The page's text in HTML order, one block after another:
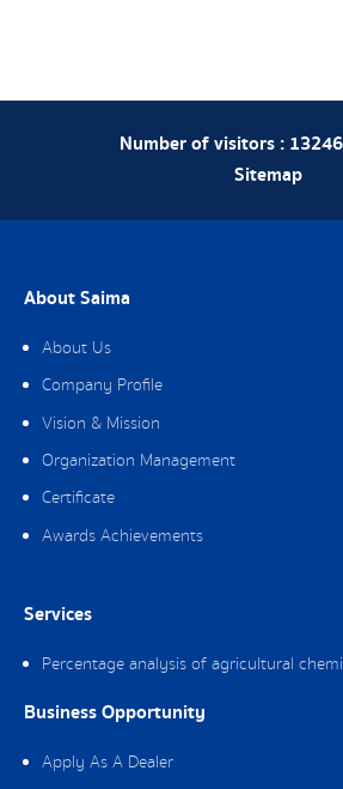
Number of visitors :
Sitemap
About Saima
About Us
Company Profile
Vision & Mission
Organization Management
Certificate
Awards Achievements
Services
Percentage analysis of agricultural
Business Opportunity
Apply As A Dealer